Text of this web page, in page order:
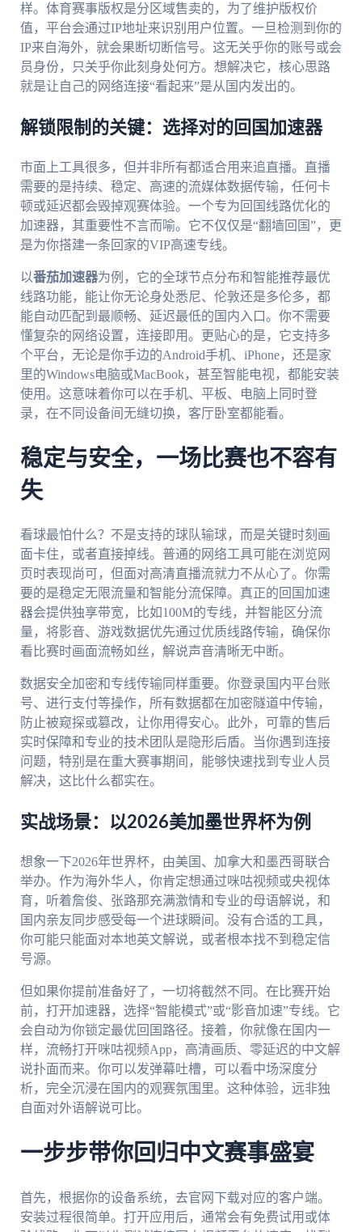
样。体育赛事版权是分区域售卖的，为了维护版权价
值，平台会通过IP地址来识别用户位置。一旦检测到你的
IP来自海外，就会果断切断信号。这无关乎你的账号或会
员身份，只关乎你此刻身处何方。想解决它，核心思路
就是让自己的网络连接“看起来”是从国内发出的。
解锁限制的关键：选择对的回国加速器
市面上工具很多，但并非所有都适合用来追直播。直播
需要的是持续、稳定、高速的流媒体数据传输，任何卡
顿或延迟都会毁掉观赛体验。一个专为回国线路优化的
加速器，其重要性不言而喻。它不仅仅是“翻墙回国”，更
是为你搭建一条回家的VIP高速专线。
以番茄加速器为例，它的全球节点分布和智能推荐最优
线路功能，能让你无论身处悉尼、伦敦还是多伦多，都
能自动匹配到最顺畅、延迟最低的国内入口。你不需要
懂复杂的网络设置，连接即用。更贴心的是，它支持多
个平台，无论是你手边的Android手机、iPhone，还是家
里的Windows电脑或MacBook，甚至智能电视，都能安装
使用。这意味着你可以在手机、平板、电脑上同时登
录，在不同设备间无缝切换，客厅卧室都能看。
稳定与安全，一场比赛也不容有
失
看球最怕什么？不是支持的球队输球，而是关键时刻画
面卡住，或者直接掉线。普通的网络工具可能在浏览网
页时表现尚可，但面对高清直播流就力不从心了。你需
要的是稳定无限流量和智能分流保障。真正的回国加速
器会提供独享带宽，比如100M的专线，并智能区分流
量，将影音、游戏数据优先通过优质线路传输，确保你
看比赛时画面流畅如丝，解说声音清晰无中断。
数据安全加密和专线传输同样重要。你登录国内平台账
号、进行支付等操作，所有数据都在加密隧道中传输，
防止被窥探或篡改，让你用得安心。此外，可靠的售后
实时保障和专业的技术团队是隐形后盾。当你遇到连接
问题，特别是在重大赛事期间，能够快速找到专业人员
解决，这比什么都实在。
实战场景：以2026美加墨世界杯为例
想象一下2026年世界杯，由美国、加拿大和墨西哥联合
举办。作为海外华人，你肯定想通过咪咕视频或央视体
育，听着詹俊、张路那充满激情和专业的母语解说，和
国内亲友同步感受每一个进球瞬间。没有合适的工具，
你可能只能面对本地英文解说，或者根本找不到稳定信
号源。
但如果你提前准备好了，一切将截然不同。在比赛开始
前，打开加速器，选择“智能模式”或“影音加速”专线。它
会自动为你锁定最优回国路径。接着，你就像在国内一
样，流畅打开咪咕视频App，高清画质、零延迟的中文解
说扑面而来。你可以发弹幕吐槽，可以看中场深度分
析，完全沉浸在国内的观赛氛围里。这种体验，远非独
自面对外语解说可比。
一步步带你回归中文赛事盛宴
首先，根据你的设备系统，去官网下载对应的客户端。
安装过程很简单。打开应用后，通常会有免费试用或体